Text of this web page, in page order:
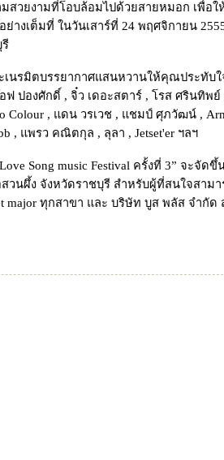
สวยงามที่โอบล้อมไปด้วยสายหมอก เพื่อ
างเต็มที่ ในวันเสาร์ที่ 24 พฤศจิกายน
รี
นรมิตบรรยากาศแสนหวานให้คุณประทับ
ฟ ปองศักดิ์ , จิ๋ว เดอะสตาร์ , โรส ศรินทิพย์
Colour , แดน วรเวช , แชมป์ ศุภวัฒน์ ,
, แพรว คณิตกุล , ลุลา , Jetset'er ฯลฯ
Song music Festival ครั้งที่ 3” จะจัดขึ้
วนผึ้ง จังหวัดราชบุรี สำหรับผู้ที่สนใจสามา
major ทุกสาขา และ บริษัท บูส พลัส จำกัด